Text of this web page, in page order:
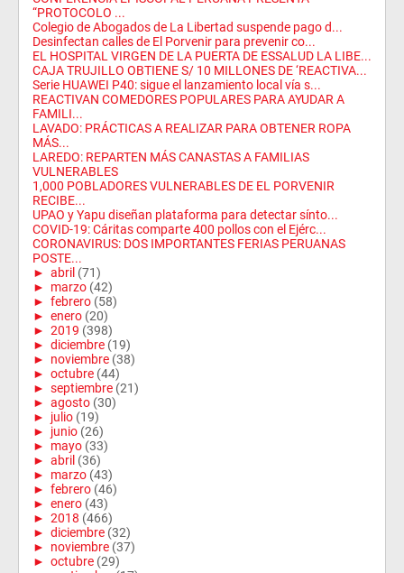
“PROTOCOLO ...
Colegio de Abogados de La Libertad suspende pago d...
Desinfectan calles de El Porvenir para prevenir co...
EL HOSPITAL VIRGEN DE LA PUERTA DE ESSALUD LA LIBE...
CAJA TRUJILLO OBTIENE S/ 10 MILLONES DE ‘REACTIVA...
Serie HUAWEI P40: sigue el lanzamiento local vía s...
REACTIVAN COMEDORES POPULARES PARA AYUDAR A
FAMILI...
LAVADO: PRÁCTICAS A REALIZAR PARA OBTENER ROPA
MÁS...
LAREDO: REPARTEN MÁS CANASTAS A FAMILIAS
VULNERABLES
1,000 POBLADORES VULNERABLES DE EL PORVENIR
RECIBE...
UPAO y Yapu diseñan plataforma para detectar sínto...
COVID-19: Cáritas comparte 400 pollos con el Ejérc...
CORONAVIRUS: DOS IMPORTANTES FERIAS PERUANAS
POSTE...
► abril (71)
► marzo (42)
► febrero (58)
► enero (20)
► 2019 (398)
► diciembre (19)
► noviembre (38)
► octubre (44)
► septiembre (21)
► agosto (30)
► julio (19)
► junio (26)
► mayo (33)
► abril (36)
► marzo (43)
► febrero (46)
► enero (43)
► 2018 (466)
► diciembre (32)
► noviembre (37)
► octubre (29)